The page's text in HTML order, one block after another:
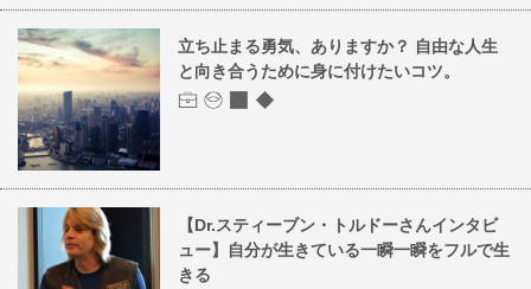
立ち止まる勇気、ありますか？ 自由な人生
と向き合うために身に付けたいコツ。
【Dr.スティーブン・トルドーさんインタビ
ュー】自分が生きている一瞬一瞬をフルで生
きる